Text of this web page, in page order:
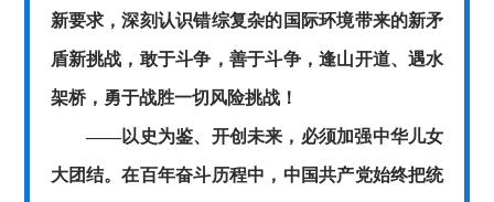
新要求，深刻认识错综复杂的国际环境带来的新矛
盾新挑战，敢于斗争，善于斗争，逢山开道、遇水
架桥，勇于战胜一切风险挑战！
——以史为鉴、开创未来，必须加强中华儿女
大团结。在百年奋斗历程中，中国共产党始终把统